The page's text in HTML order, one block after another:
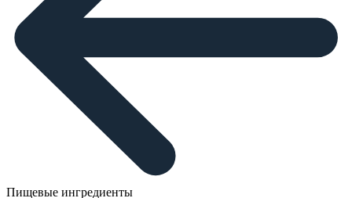
Пищевые ингредиенты